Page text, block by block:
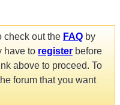
check out the FAQ by
have to register before
above to proceed. To
forum that you want